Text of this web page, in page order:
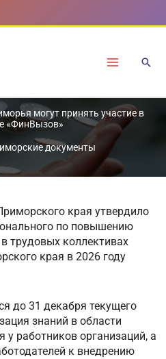
могут принять участие в
«ФинВызов»
документы
края утвердило
по повышению
трудовых коллективах
края в 2026 году
до 31 декабря текущего
знаний в области
работников организаций, а
к внедрению